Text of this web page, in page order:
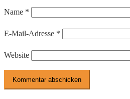
Name *
E-Mail-Adresse *
Website